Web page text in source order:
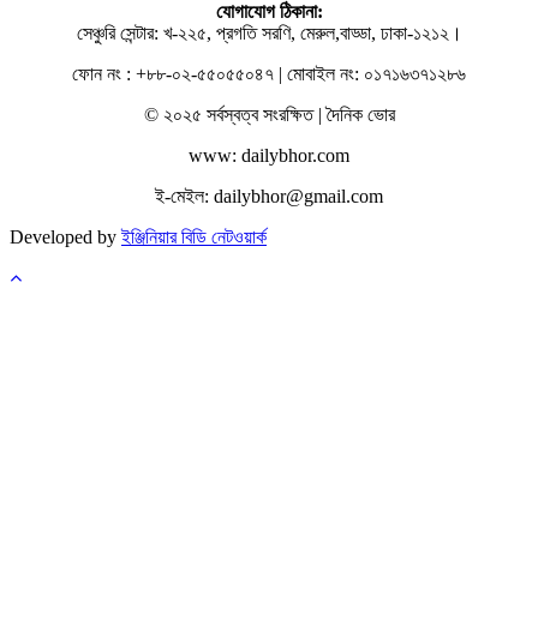
যোগাযোগ ঠিকানা:
সেঞ্চুরি সেন্টার: খ-২২৫, প্রগতি সরণি, মেরুল,বাড্ডা, ঢাকা-১২১২।
ফোন নং : +৮৮-০২-৫৫০৫৫০৪৭ | মোবাইল নং: ০১৭১৬৩৭১২৮৬
© ২০২৫ সর্বস্বত্ব সংরক্ষিত | দৈনিক ভোর
www: dailybhor.com
ই-মেইল: dailybhor@gmail.com
Developed byইঞ্জিনিয়ার বিডি নেটওয়ার্ক